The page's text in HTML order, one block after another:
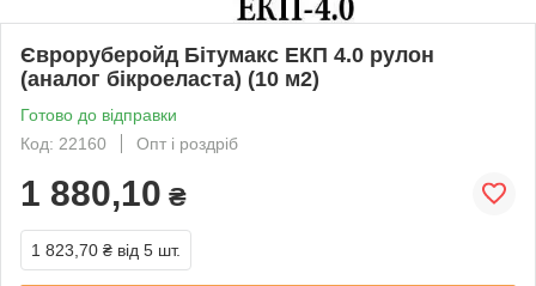
Євроруберойд Бітумакс ЕКП 4.0 рулон
(аналог бікроеласта) (10 м2)
Готово до відправки
Код: 22160
Опт і роздріб
1 880,10 ₴
1 823,70 ₴ від 5 шт.